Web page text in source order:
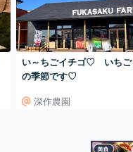
い～ちごイチゴ♡ いちご
の季節です♡
深作農園